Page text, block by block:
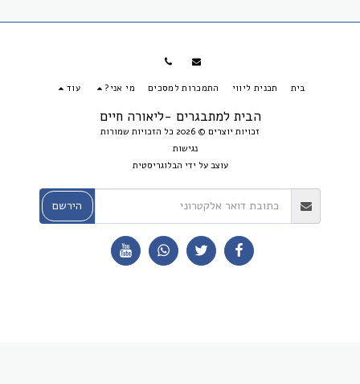
הבית למתבגרים -ליאורה חיים
זכויות יוצרים © 2026 כל הזכויות שמורות
נגישות
עוצב על ידי הבלוגריסטית
בית תכנית ליווי התמכרות למסכים מי אני? עוד
הירשם